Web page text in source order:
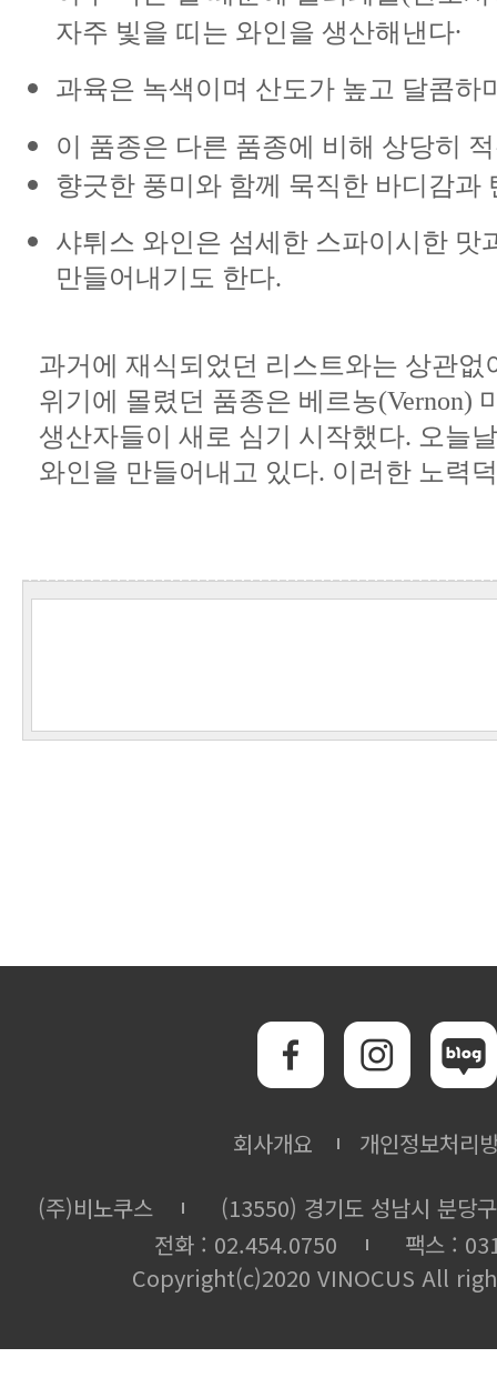
자주 빛을 띠는 와인을 생산해낸다.
과육은 녹색이며 산도가 높고 달콤하
이
품종은 다른 품종에 비해 상당히
향긋한 풍미와 함께 묵직한 바디감과
샤튀스 와인은 섬세한 스파이시한 맛
만들어내기도 한다.
과거에 재식되었던 리스트와는 상관없
위기에 몰렸던 품종은 베르농(Vernon)
생산자들이
새로 심기 시작했다. 오늘
와인을 만들어내고 있다. 이러한 노력
회사개요
개인정보처리
(주)비노쿠스
(13550) 경기도 성남시 분당
전화 : 02.454.0750
팩스 :
Copyright(c)2020 VINOCUS All